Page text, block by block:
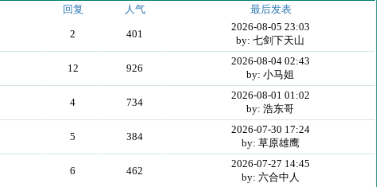
回复 人气 最后发表
2 401
2026-08-05 23:03
by: 七剑下天山
12 926
2026-08-04 02:43
by: 小马姐
4 734
2026-08-01 01:02
by: 浩东哥
5 384
2026-07-30 17:24
by: 草原雄鹰
6 462
2026-07-27 14:45
by: 六合中人